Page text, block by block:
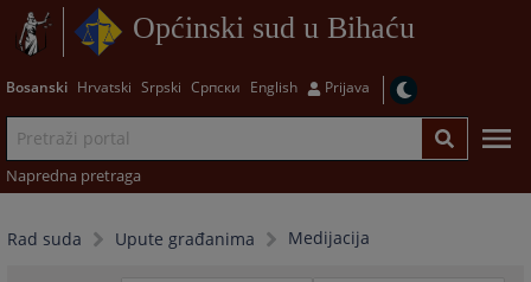
Općinski sud u Bihaću
Bosanski Hrvatski Srpski Српски English Prijava
Napredna pretraga
Rad suda Upute građanima Medijacija